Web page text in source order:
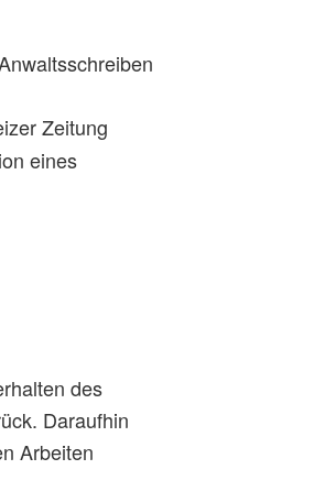
Zeitung
eines
des
Daraufhin
Arbeiten